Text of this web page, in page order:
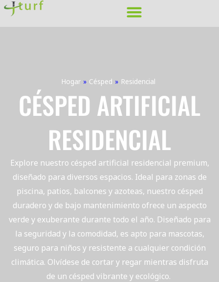
Ir
Hogar » Césped » Residencial
CÉSPED ARTIFICIAL
RESIDENCIAL
Explore nuestro césped artificial residencial premium,
diseñado para diversos espacios. Ideal para zonas de
piscina, patios, balcones y azoteas, nuestro césped
duradero y de bajo mantenimiento ofrece un aspecto
verde y exuberante durante todo el año. Diseñado para
la seguridad y la comodidad, es apto para mascotas,
seguro para niños y resistente a cualquier condición
climática. Olvídese de cortar y regar mientras disfruta
de un césped vibrante y ecológico.